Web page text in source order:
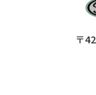
〒